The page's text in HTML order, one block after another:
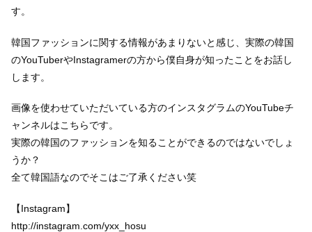
す。
韓国ファッションに関する情報があまりないと感じ、実際の韓国
のYouTuberやInstagramerの方から僕自身が知ったことをお話し
します。
画像を使わせていただいている方のインスタグラムのYouTubeチ
ャンネルはこちらです。
実際の韓国のファッションを知ることができるのではないでしょ
うか？
全て韓国語なのでそこはご了承ください笑
【Instagram】
http://instagram.com/yxx_hosu